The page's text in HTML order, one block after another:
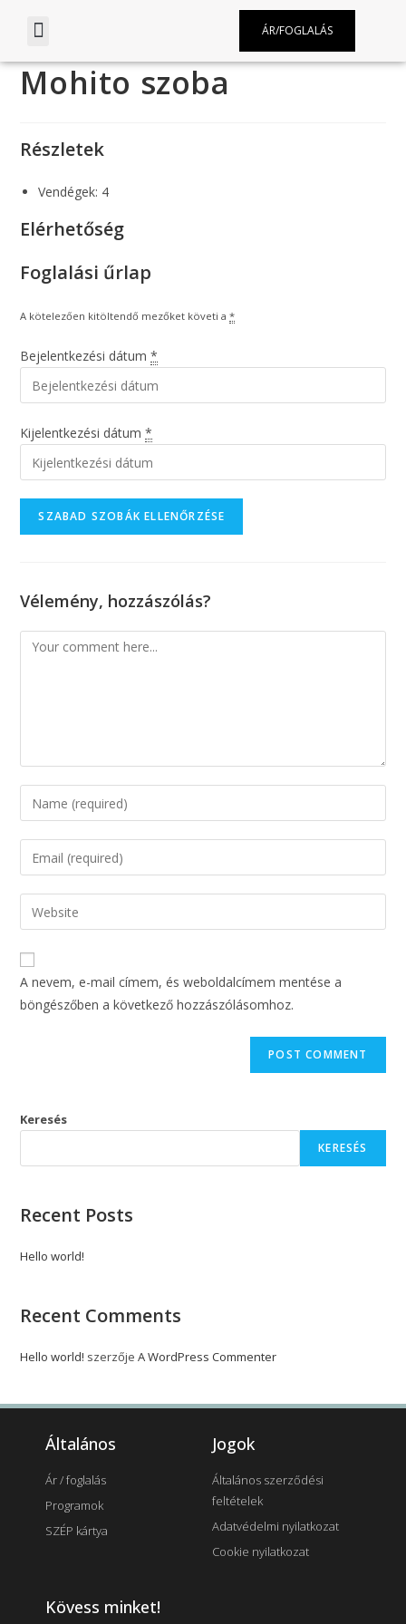
ÁR/FOGLALÁS
Mohito szoba
Részletek
Vendégek: 4
Elérhetőség
Foglalási űrlap
A kötelezően kitöltendő mezőket követi a*
Bejelentkezési dátum*
Kijelentkezési dátum*
Vélemény, hozzászólás?
A nevem, e-mail címem, és weboldalcímem mentése a
böngészőben a következő hozzászólásomhoz.
Keresés
KERESÉS
Recent Posts
Hello world!
Recent Comments
Hello world! szerzőjeA WordPress Commenter
Általános
Ár / foglalás
Programok
SZÉP kártya
Jogok
Általános szerződési
feltételek
Adatvédelmi nyilatkozat
Cookie nyilatkozat
Kövess minket!